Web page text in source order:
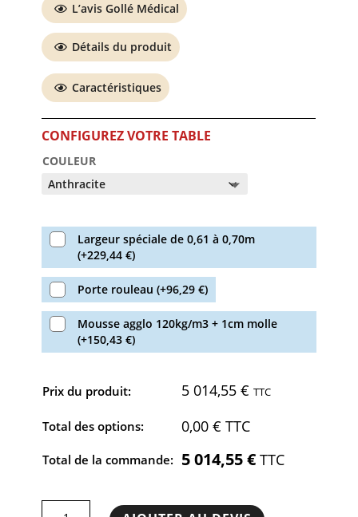
L’avis Gollé Médical
Détails du produit
Caractéristiques
COULEUR
Largeur spéciale de 0,61 à 0,70m
(+229,44€)
Porte rouleau(+96,29€)
Mousse agglo 120kg/m3 + 1cm molle
(+150,43€)
Prix du produit: 5 014,55€ TTC
Total des options: 0,00€ TTC
Total de la commande: 5 014,55€ TTC